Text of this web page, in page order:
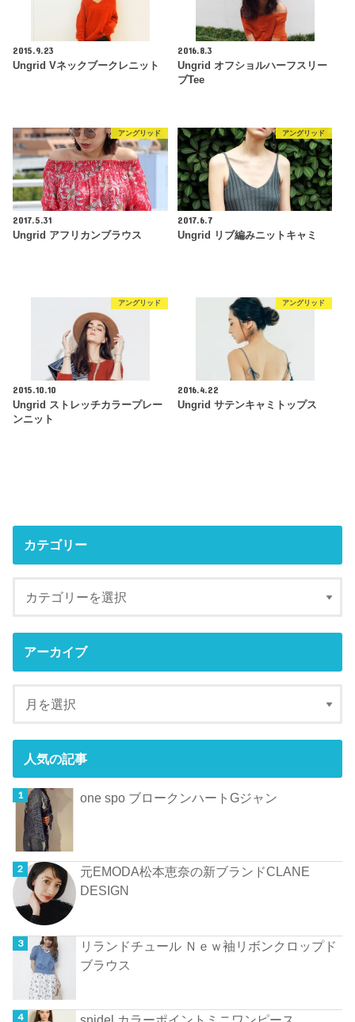
2015.9.23
Ungrid Vネックブークレニット
2016.8.3
Ungrid オフショルハーフスリー
ブTee
アングリッド
2017.5.31
Ungrid アフリカンブラウス
アングリッド
2017.6.7
Ungrid リブ編みニットキャミ
アングリッド
2015.10.10
Ungrid ストレッチカラープレー
ンニット
アングリッド
2016.4.22
Ungrid サテンキャミトップス
カテゴリー
アーカイブ
人気の記事
one spo ブロークンハートGジャン
元EMODA松本恵奈の新ブランドCLANE
DESIGN
リランドチュール Ｎｅｗ袖リボンクロップド
ブラウス